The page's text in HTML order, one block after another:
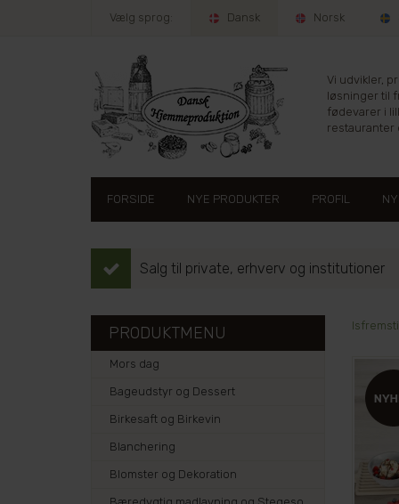
Vælg sprog: Dansk Norsk
Vi udvikler,
løsninger til
fødevarer i
restauranter
FORSIDE NYE PRODUKTER PROFIL
Salg til private, erhverv og institutioner
PRODUKTMENU
Mors dag
Bageudstyr og Dessert
Birkesaft og Birkevin
Blanchering
Blomster og Dekoration